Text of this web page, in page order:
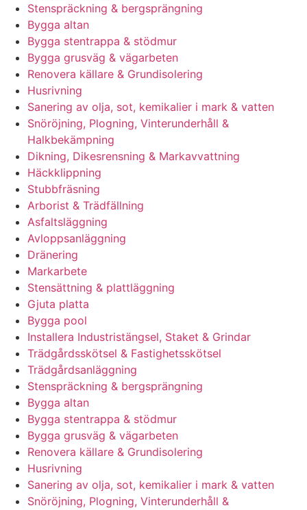
Stenspräckning & bergsprängning
Bygga altan
Bygga stentrappa & stödmur
Bygga grusväg & vägarbeten
Renovera källare & Grundisolering
Husrivning
Sanering av olja, sot, kemikalier i mark & vatten
Snöröjning, Plogning, Vinterunderhåll &
Halkbekämpning
Dikning, Dikesrensning & Markavvattning
Häckklippning
Stubbfräsning
Arborist & Trädfällning
Asfaltsläggning
Avloppsanläggning
Dränering
Markarbete
Stensättning & plattläggning
Gjuta platta
Bygga pool
Installera Industristängsel, Staket & Grindar
Trädgårdsskötsel & Fastighetsskötsel
Trädgårdsanläggning
Stenspräckning & bergsprängning
Bygga altan
Bygga stentrappa & stödmur
Bygga grusväg & vägarbeten
Renovera källare & Grundisolering
Husrivning
Sanering av olja, sot, kemikalier i mark & vatten
Snöröjning, Plogning, Vinterunderhåll &